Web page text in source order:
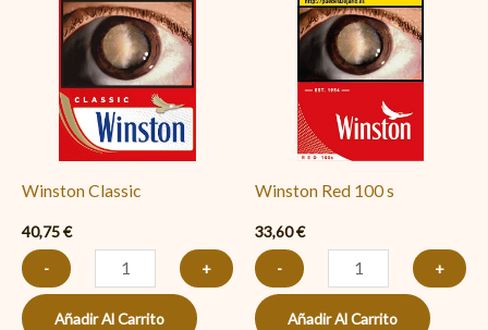
Winston Classic
40,75€
-
cantidad
+
Añadir Al Carrito
Winston Red 100 s
33,60€
-
100
s
cantidad
+
Añadir Al Carrito